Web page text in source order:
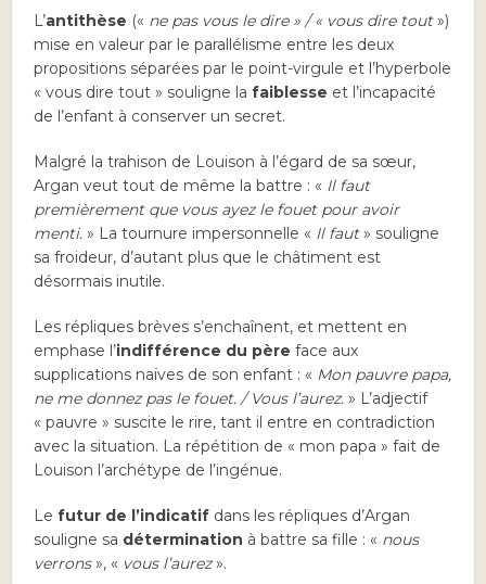
L’antithèse (« ne pas vous le dire » / « vous dire tout»)
mise en valeur par le parallélisme entre les deux
propositions séparées par le point-virgule et l’hyperbole
« vous dire tout » souligne la faiblesse et l’incapacité
de l’enfant à conserver un secret.
Malgré la trahison de Louison à l’égard de sa sœur,
Argan veut tout de même la battre : « Il faut
premièrement que vous ayez le fouet pour avoir
menti. » La tournure impersonnelle « Il faut» souligne
sa froideur, d’autant plus que le châtiment est
désormais inutile.
Les répliques brèves s’enchaînent, et mettent en
emphase l’indifférence du père face aux
supplications naïves de son enfant : « Mon pauvre papa,
ne me donnez pas le fouet. / Vous l’aurez.» L’adjectif
« pauvre » suscite le rire, tant il entre en contradiction
avec la situation. La répétition de « mon papa » fait de
Louison l’archétype de l’ingénue.
Lefutur de l’indicatif dans les répliques d’Argan
souligne sa détermination à battre sa fille : « nous
verrons», « vous l’aurez».